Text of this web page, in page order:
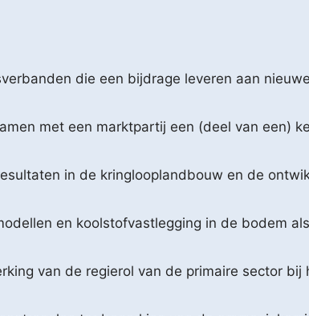
die een bijdrage leveren aan
met een marktpartij een (deel van een)
in de kringlooplandbouw en de
en koolstofvastlegging in de bodem
van de regierol van de primaire sector bij